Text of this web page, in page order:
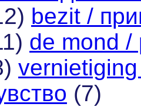
bezit /
de mond /
(7)